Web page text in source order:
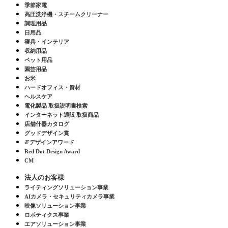
季節家電
高圧洗浄機・スチームクリーナー
調理用品
日用品
寝具・インテリア
収納用品
ペット用品
園芸用品
お米
ハードオフィス・資材
ヘルスケア
電化製品 取扱説明書検索
インターネット通販 取扱商品
店舗什器カタログ
グッドデザイン賞
iFデザインアワード
Red Dot Design Award
CM
法人のお客様
ライティングソリューション事業
AIカメラ・セキュリティカメラ事業
映像ソリューション事業
ロボティクス事業
エアソリューション事業